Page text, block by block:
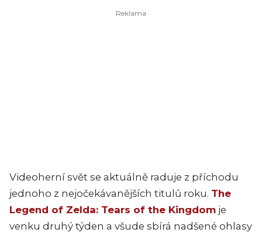
Videoherní svět se aktuálně raduje z příchodu
jednoho z nejočekávanějších titulů roku. The
Legend of Zelda: Tears of the Kingdom je
venku druhý týden a všude sbírá nadšené ohlasy